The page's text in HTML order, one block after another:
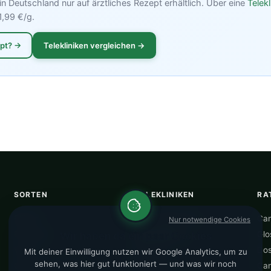
Deutschland nur auf ärztliches Rezept erhältlich. Über eine
€/g.
→ Telekliniken vergleichen →
SORTEN
Vapes
Günstigste Sorten
TELEKLINIKEN
Alle Telekliniken
DrAnsay
Nordleaf
Nur notwendige Cookies
Mit deiner Einwilligung nutzen wir Google Analytics, um zu
sehen, was hier gut funktioniert — und was wir noch